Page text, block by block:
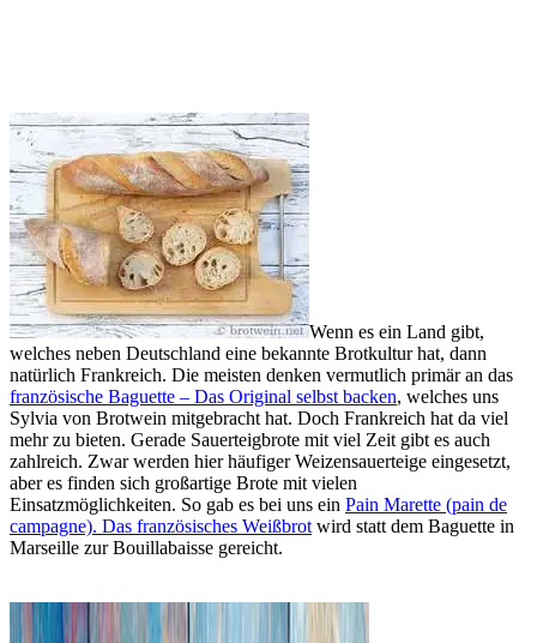
Wenn es ein Land gibt,
welches neben Deutschland eine bekannte Brotkultur hat, dann
natürlich Frankreich. Die meisten denken vermutlich primär an das
französische Baguette – Das Original selbst backen, welches uns
Sylvia von Brotwein mitgebracht hat. Doch Frankreich hat da viel
mehr zu bieten. Gerade Sauerteigbrote mit viel Zeit gibt es auch
zahlreich. Zwar werden hier häufiger Weizensauerteige eingesetzt,
aber es finden sich großartige Brote mit vielen
Einsatzmöglichkeiten. So gab es bei uns ein Pain Marette (pain de
campagne). Das französisches Weißbrot wird statt dem Baguette in
Marseille zur Bouillabaisse gereicht.